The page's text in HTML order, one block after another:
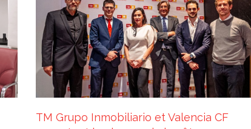
TM Grupo Inmobiliario et Valencia CF